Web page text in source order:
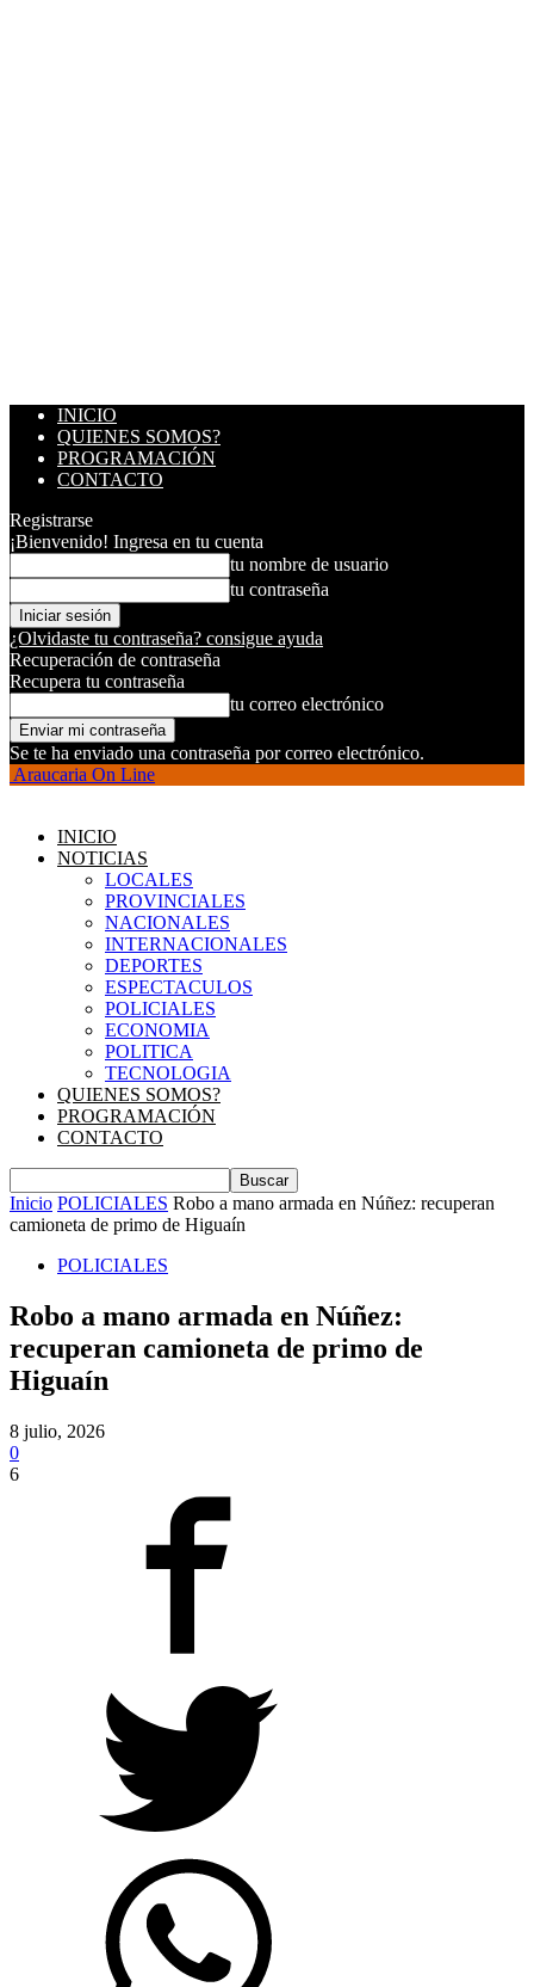
INICIO
QUIENES SOMOS?
PROGRAMACIÓN
CONTACTO
Registrarse
¡Bienvenido! Ingresa en tu cuenta
tu nombre de usuario
tu contraseña
¿Olvidaste tu contraseña? consigue ayuda
Recuperación de contraseña
Recupera tu contraseña
tu correo electrónico
Se te ha enviado una contraseña por correo electrónico.
Araucaria On Line
INICIO
NOTICIAS
LOCALES
PROVINCIALES
NACIONALES
INTERNACIONALES
DEPORTES
ESPECTACULOS
POLICIALES
ECONOMIA
POLITICA
TECNOLOGIA
QUIENES SOMOS?
PROGRAMACIÓN
CONTACTO
Inicio POLICIALES Robo a mano armada en Núñez: recuperan
camioneta de primo de Higuaín
POLICIALES
Robo a mano armada en Núñez:
recuperan camioneta de primo de
Higuaín
8 julio, 2026
0
6